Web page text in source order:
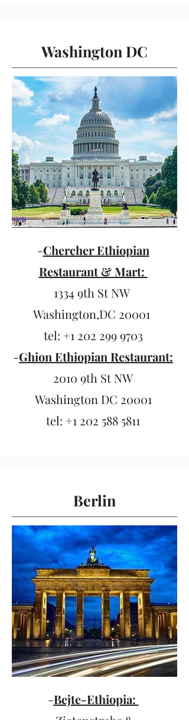
Washington DC
-Chercher Ethiopian
Restaurant & Mart:
1334 9th St NW
Washington,DC 20001
tel: +1 202 299 9703
-Ghion Ethiopian Restaurant:
2010 9th St NW
Washington DC 20001
tel: +1 202 588 5811
Berlin
-Bejte-Ethiopia: